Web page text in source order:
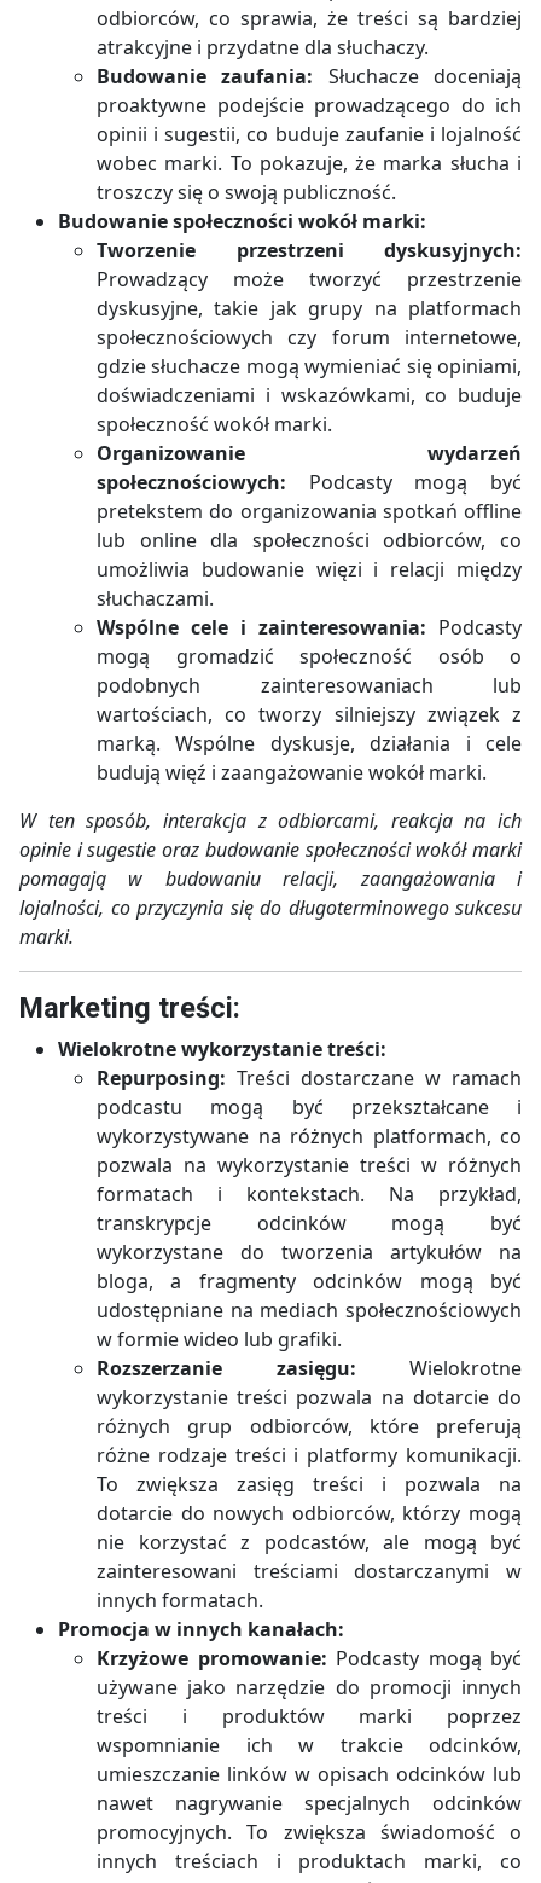
odbiorców, co sprawia, że treści są bardziej
atrakcyjne i przydatne dla słuchaczy.
Budowanie zaufania: Słuchacze doceniają
proaktywne podejście prowadzącego do ich
opinii i sugestii, co buduje zaufanie i lojalność
wobec marki. To pokazuje, że marka słucha i
troszczy się o swoją publiczność.
Budowanie społeczności wokół marki:
Tworzenie przestrzeni dyskusyjnych:
Prowadzący może tworzyć przestrzenie
dyskusyjne, takie jak grupy na platformach
społecznościowych czy forum internetowe,
gdzie słuchacze mogą wymieniać się opiniami,
doświadczeniami i wskazówkami, co buduje
społeczność wokół marki.
Organizowanie wydarzeń
społecznościowych: Podcasty mogą być
pretekstem do organizowania spotkań offline
lub online dla społeczności odbiorców, co
umożliwia budowanie więzi i relacji między
słuchaczami.
Wspólne cele i zainteresowania: Podcasty
mogą gromadzić społeczność osób o
podobnych zainteresowaniach lub
wartościach, co tworzy silniejszy związek z
marką. Wspólne dyskusje, działania i cele
budują więź i zaangażowanie wokół marki.
W ten sposób, interakcja z odbiorcami, reakcja na ich
opinie i sugestie oraz budowanie społeczności wokół marki
pomagają w budowaniu relacji, zaangażowania i
lojalności, co przyczynia się do długoterminowego sukcesu
marki.
Marketing treści:
Wielokrotne wykorzystanie treści:
Repurposing: Treści dostarczane w ramach
podcastu mogą być przekształcane i
wykorzystywane na różnych platformach, co
pozwala na wykorzystanie treści w różnych
formatach i kontekstach. Na przykład,
transkrypcje odcinków mogą być
wykorzystane do tworzenia artykułów na
bloga, a fragmenty odcinków mogą być
udostępniane na mediach społecznościowych
w formie wideo lub grafiki.
Rozszerzanie zasięgu: Wielokrotne
wykorzystanie treści pozwala na dotarcie do
różnych grup odbiorców, które preferują
różne rodzaje treści i platformy komunikacji.
To zwiększa zasięg treści i pozwala na
dotarcie do nowych odbiorców, którzy mogą
nie korzystać z podcastów, ale mogą być
zainteresowani treściami dostarczanymi w
innych formatach.
Promocja w innych kanałach:
Krzyżowe promowanie: Podcasty mogą być
używane jako narzędzie do promocji innych
treści i produktów marki poprzez
wspomnianie ich w trakcie odcinków,
umieszczanie linków w opisach odcinków lub
nawet nagrywanie specjalnych odcinków
promocyjnych. To zwiększa świadomość o
innych treściach i produktach marki, co